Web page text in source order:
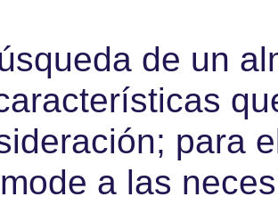
de un
para
a las